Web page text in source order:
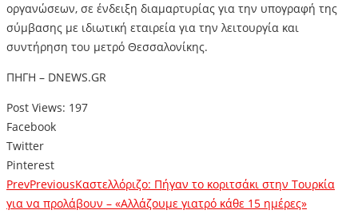
οργανώσεων, σε ένδειξη διαμαρτυρίας για την υπογραφή της
σύμβασης με ιδιωτική εταιρεία για την λειτουργία και
συντήρηση του μετρό Θεσσαλονίκης.
ΠΗΓΗ – DNEWS.GR
Post Views: 197
Facebook
Twitter
Pinterest
PrevPreviousΚαστελλόριζο: Πήγαν το κοριτσάκι στην Τουρκία
για να προλάβουν – «Αλλάζουμε γιατρό κάθε 15 ημέρες»